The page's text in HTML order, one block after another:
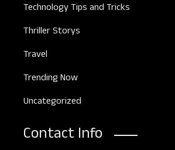
Technology Tips and Tricks
Thriller Storys
Travel
Trending Now
Uncategorized
Contact Info